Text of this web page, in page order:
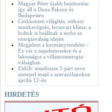
Magyar Péter újabb bejelentése:
így áll a Duna Pakson és
Budapesten
Csökkentett világítás, otthoni
munkavégzés, lecsavart klíma: a
boltok is beállnak a sorba az
energiaválság idején
Megjelent a kormányrendelet –
Ez vár a napelemesekre és a
lakosságra a villamosenergia-
válságban
Eldőlt: mindössze 5 párt neve
szerepel majd a szavazólapokon
április 12-én
HIRDETÉS